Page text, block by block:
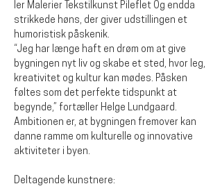
ler Malerier Tekstilkunst Pileflet Og endda
strikkede høns, der giver udstillingen et
humoristisk påskenik.
“Jeg har længe haft en drøm om at give
bygningen nyt liv og skabe et sted, hvor leg,
kreativitet og kultur kan mødes. Påsken
føltes som det perfekte tidspunkt at
begynde,” fortæller Helge Lundgaard.
Ambitionen er, at bygningen fremover kan
danne ramme om kulturelle og innovative
aktiviteter i byen.
Deltagende kunstnere: